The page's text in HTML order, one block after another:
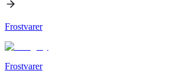
Frostvarer
Frostvarer